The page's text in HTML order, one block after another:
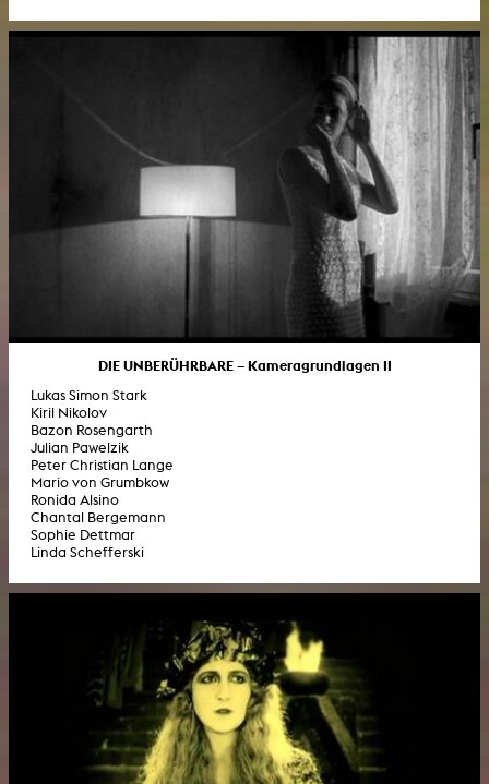
DIE UNBERÜHRBARE – Kameragrundlagen II
Lukas Simon Stark
Kiril Nikolov
Bazon Rosengarth
Julian Pawelzik
Peter Christian Lange
Mario von Grumbkow
Ronida Alsino
Chantal Bergemann
Sophie Dettmar
Linda Schefferski